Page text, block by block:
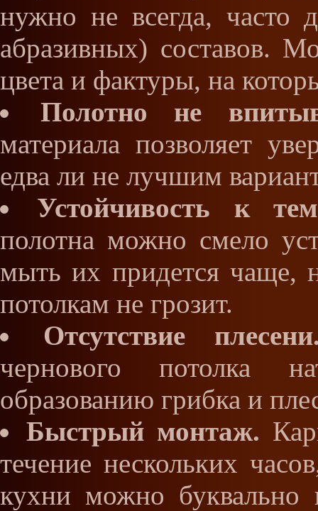
нужно не всегда,
абразивных) составов.
цвета и фактуры, на
Полотно не
материала позволяет
едва ли не лучшим
Устойчивость к
полотна можно смело
мыть их придется чаще,
потолкам не грозит.
Отсутствие
чернового потолка
образованию грибка и
Быстрый монтаж.
течение нескольких
кухни можно